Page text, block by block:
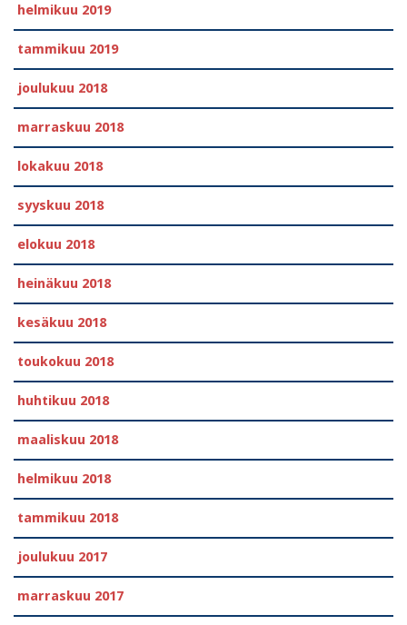
helmikuu 2019
tammikuu 2019
joulukuu 2018
marraskuu 2018
lokakuu 2018
syyskuu 2018
elokuu 2018
heinäkuu 2018
kesäkuu 2018
toukokuu 2018
huhtikuu 2018
maaliskuu 2018
helmikuu 2018
tammikuu 2018
joulukuu 2017
marraskuu 2017